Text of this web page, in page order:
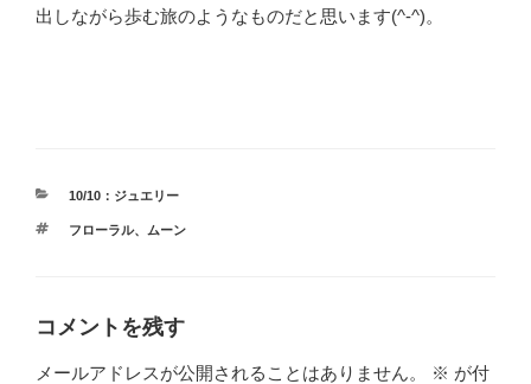
出しながら歩む旅のようなものだと思います(^-^)。
カ
ゴ
10/10：ジュエリー
タ
フローラル、 ムーン
コメントを残す
メールアドレスが公開されることはありません。 ※ が付